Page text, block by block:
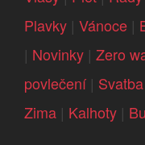
Plavky | Vánoce |
| Novinky | Zero
povlečení| Svatba
Zima | Kalhoty |